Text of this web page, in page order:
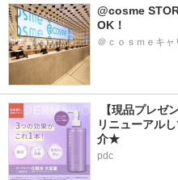
@cosme
OK！
＠ｃｏｓｍｅキャ
【現品プレゼ
リニューアル
介★
pdc